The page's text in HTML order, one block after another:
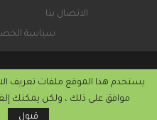
الاتصال بنا
سياسة
© 2026 - صحيفة كورة سودانية الإلكترونية.
التركيب
يستخدم هذا الموقع ملفات تعريف
موافق على ذلك ، ولكن يمكنك
قبول